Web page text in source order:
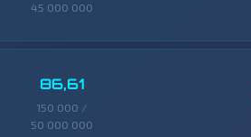
45 000 000
86,61
150 000 /
50 000 000